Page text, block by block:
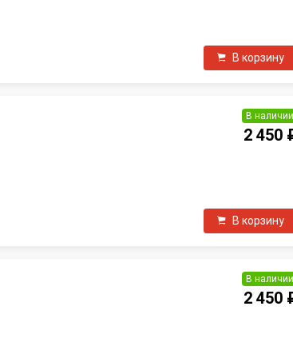
В корзину
В наличии
2 450
В корзину
В наличии
2 450